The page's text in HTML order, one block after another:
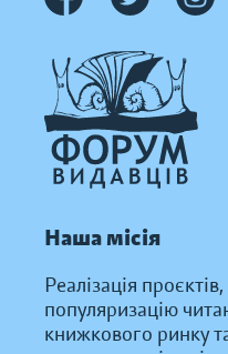
Наша місія
Реалізація
популяризацію
книжкового ринку